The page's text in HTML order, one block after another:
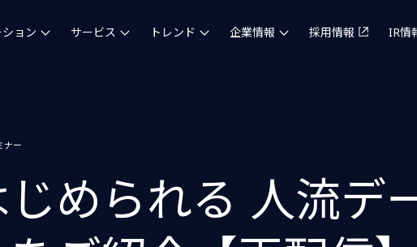
ョン サービス トレンド 企業情報 採用情報 IR情
ナー
められる 人流デ